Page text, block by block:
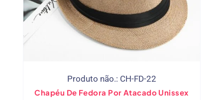
Produto não.: CH-FD-22
Chapéu De Fedora Por Atacado Unissex